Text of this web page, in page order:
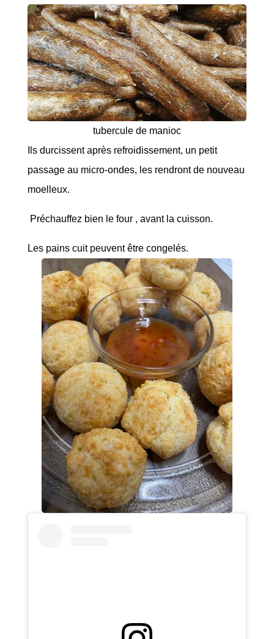
tubercule de manioc
Ils durcissent après refroidissement, un petit
passage au micro-ondes, les rendront de nouveau
moelleux.
Préchauffez bien le four , avant la cuisson.
Les pains cuit peuvent être congelés.